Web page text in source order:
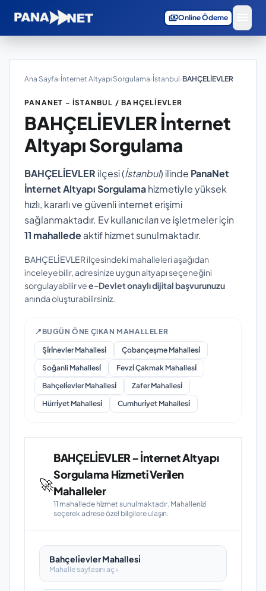
paymentsOnline Ödeme
Ana Sayfa›İnternet Altyapı Sorgulama›İstanbul›BAHÇELİEVLER
PANANET – İSTANBUL / BAHÇELİEVLER
BAHÇELİEVLER İnternet
Altyapı Sorgulama
BAHÇELİEVLERilçesi (İstanbul) ilinde PanaNet
İnternet Altyapı Sorgulamahizmetiyle yüksek
hızlı, kararlı ve güvenli internet erişimi
sağlanmaktadır. Ev kullanıcıları ve işletmeler için
11 mahalledeaktif hizmet sunulmaktadır.
BAHÇELİEVLER ilçesindeki mahalleleri aşağıdan
inceleyebilir, adresinize uygun altyapı seçeneğini
sorgulayabilir vee-Devlet onaylı dijital başvurunuzu
anında oluşturabilirsiniz.
📍 BUGÜN ÖNE ÇIKAN MAHALLELER
Şi̇ri̇nevler Mahallesi̇
Çobançeşme Mahallesi̇
Soğanli Mahallesi̇
Fevzi̇ Çakmak Mahallesi̇
Bahçeli̇evler Mahallesi̇
Zafer Mahallesi̇
Hürri̇yet Mahallesi̇
Cumhuri̇yet Mahallesi̇
🚀
BAHÇELİEVLER – İnternet Altyapı
Sorgulama Hizmeti Verilen
Mahalleler
11 mahallede hizmet sunulmaktadır. Mahallenizi
seçerek adrese özel bilgilere ulaşın.
Bahçeli̇evler Mahallesi̇
Mahalle sayfasını aç ›